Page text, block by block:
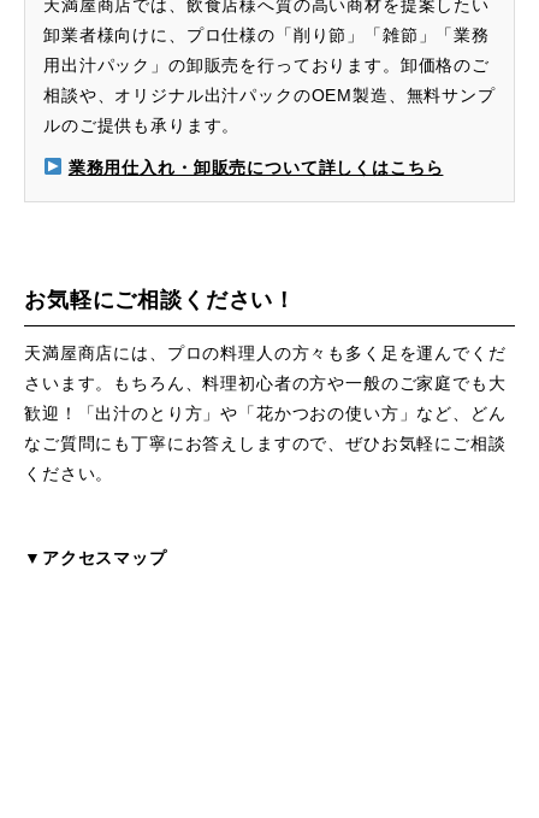
天満屋商店では、飲食店様へ質の高い商材を提案したい
卸業者様向けに、プロ仕様の「削り節」「雑節」「業務
用出汁パック」の卸販売を行っております。卸価格のご
相談や、オリジナル出汁パックのOEM製造、無料サンプ
ルのご提供も承ります。
業務用仕入れ・卸販売について詳しくはこちら
お気軽にご相談ください！
天満屋商店には、プロの料理人の方々も多く足を運んでくだ
さいます。もちろん、料理初心者の方や一般のご家庭でも大
歓迎！「出汁のとり方」や「花かつおの使い方」など、どん
なご質問にも丁寧にお答えしますので、ぜひお気軽にご相談
ください。
▼アクセスマップ